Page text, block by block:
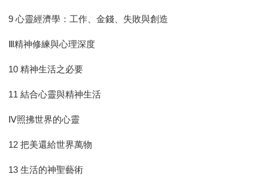
9 心靈經濟學：工作、金錢、失敗與創造
Ⅲ精神修練與心理深度
10 精神生活之必要
11 結合心靈與精神生活
Ⅳ照拂世界的心靈
12 把美還給世界萬物
13 生活的神聖藝術